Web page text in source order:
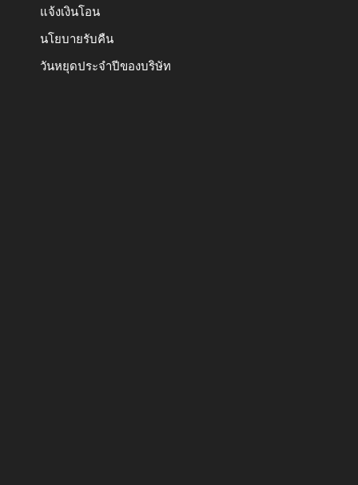
แจ้งเงินโอน
นโยบายรับคืน
วันหยุดประจำปีของบริษัท